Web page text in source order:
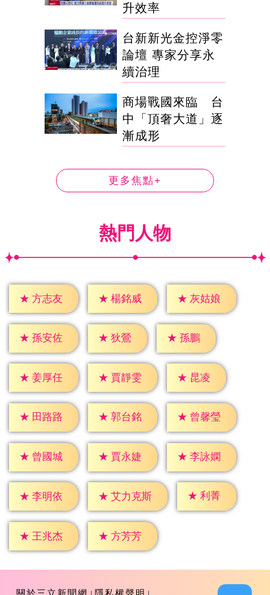
升效率
台新新光金控淨零
論壇 專家分享永
續治理
商場戰國來臨 台
中「頂奢大道」逐
漸成形
更多焦點+
熱門人物
★ 方志友 ★ 楊銘威 ★ 灰姑娘
★ 孫安佐 ★ 狄鶯 ★ 孫鵬
★ 姜厚任 ★ 賈靜雯 ★ 昆凌
★ 田路路 ★ 郭台銘 ★ 曾馨瑩
★ 曾國城 ★ 賈永婕 ★ 李詠嫻
★ 李明依 ★ 艾力克斯 ★ 利菁
★ 王兆杰 ★ 方芳芳